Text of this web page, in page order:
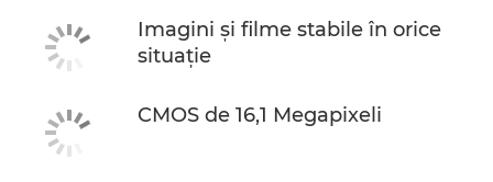
Imagini şi filme stabile în orice
situaţie
CMOS de 16,1 Megapixeli